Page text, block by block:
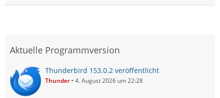
Aktuelle Programmversion
Thunderbird 153.0.2 veröffentlicht
Thunder 4. August 2026 um 22:28